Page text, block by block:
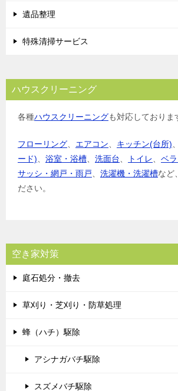
遺品整理
特殊清掃サービス
ハウスクリーニング
各種ハウスクリーニングも対応しておりま
フローリング エアコン キッチン(台所)
ード)
浴室・浴槽 洗面台 トイレ ベ
サッシ・網戸・雨戸
洗濯機・洗濯槽など
ださい。
空き家対策
庭石処分・撤去
草刈り・芝刈り・防草処理
蜂（ハチ）駆除
アシナガバチ駆除
スズメバチ駆除